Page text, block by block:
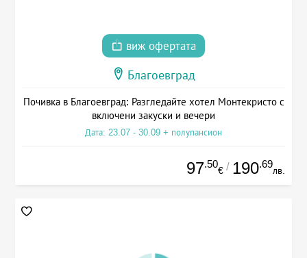
виж офертата
Благоевград
Почивка в Благоевград: Разгледайте хотел Монтекристо с
включени закуски и вечери
Дата: 23.07 - 30.09 + полупансион
97.50
€ / 190.69
лв.